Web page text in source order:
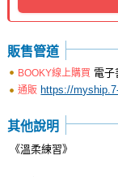
販售管道
BOOKY線上購買 電子
通販 https://
其他說明
《溫柔練習》